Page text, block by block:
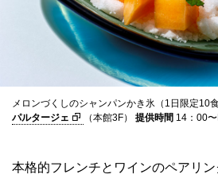
メロンづくしのシャンパンかき氷（1日限定10
パルタージェ
（本館3F） 提供時間 14：00
本格的フレンチとワインのペアリ